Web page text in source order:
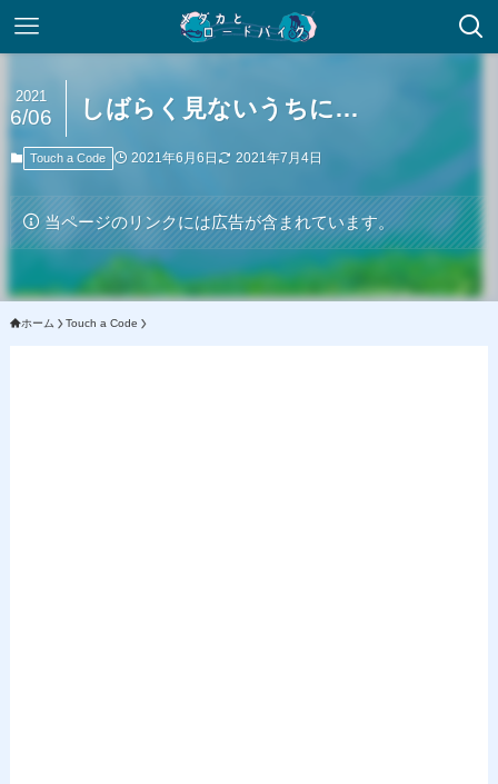
しばらく見ないうちに…
2021
6/06
Touch a Code 2021年6月6日 2021年7月4日
当ページのリンクには広告が含まれています。
ホーム Touch a Code